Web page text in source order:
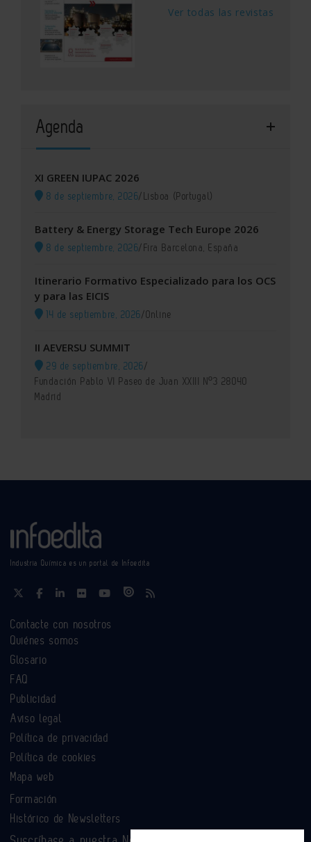
Ver todas las revistas
Agenda
XI GREEN IUPAC 2026
8 de septiembre, 2026/Lisboa (Portugal)
Battery & Energy Storage Tech Europe 2026
8 de septiembre, 2026/Fira Barcelona, España
Itinerario Formativo Especializado para los OCS
y para las EICIS
14 de septiembre, 2026/Online
II AEVERSU SUMMIT
29 de septiembre, 2026/
Fundación Pablo VI Paseo de Juan XXIII Nº3 28040
Madrid
Industria Química es un portal de Infoedita
Contacte con nosotros
Quiénes somos
Glosario
FAQ
Publicidad
Aviso legal
Política de privacidad
Política de cookies
Mapa web
Formación
Histórico de Newsletters